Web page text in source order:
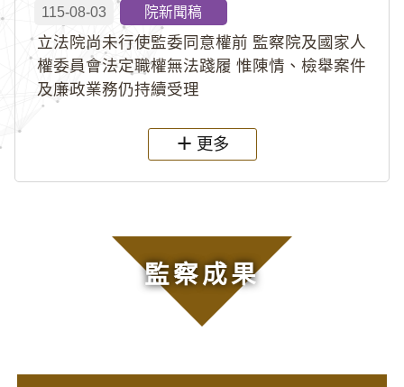
115-08-03 院新聞稿
立法院尚未行使監委同意權前 監察院及國家人
權委員會法定職權無法踐履 惟陳情、檢舉案件
及廉政業務仍持續受理
更多
監察成果